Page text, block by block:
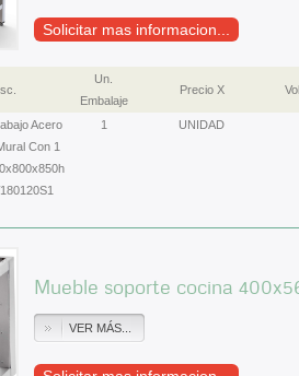
Solicitar mas informacion...
Un.
Embalaje
Precio X
Acero
Con 1
1 UNIDAD
Mueble soporte cocina
VER MÁS...